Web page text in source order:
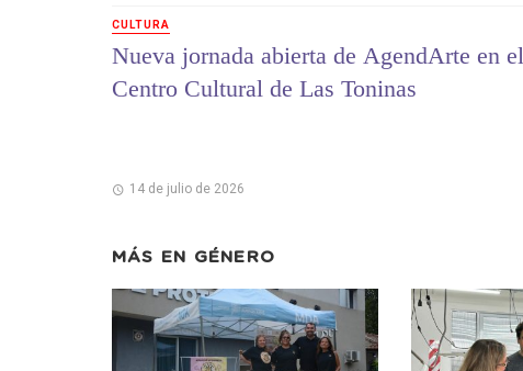
CULTURA
Nueva jornada abierta de AgendArte en el
Centro Cultural de Las Toninas
14 de julio de 2026
MÁS EN GÉNERO